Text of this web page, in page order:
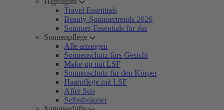
Travel Essentials
Beauty-Sommertrends 2026
Sommer-Essentials für ihn
Sonnenpflege
Alle anzeigen
Sonnenschutz fürs Gesicht
Make-up mit LSF
Sonnenschutz für den Körper
Haarpflege mit LSF
After Sun
Selbstbräuner